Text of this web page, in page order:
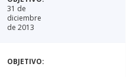
31 de
diciembre
de 2013